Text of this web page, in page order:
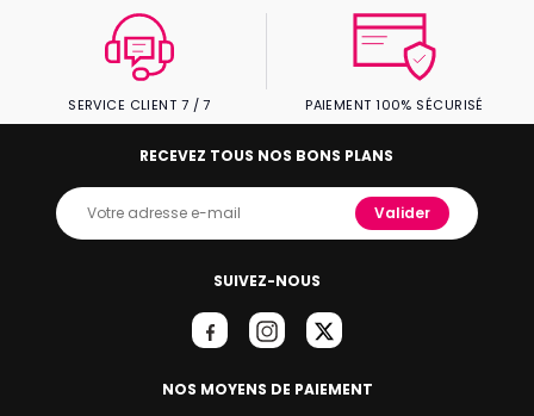
SERVICE CLIENT 7 / 7 PAIEMENT 100% SÉCURISÉ
SUIVEZ-NOUS
NOS MOYENS DE PAIEMENT
RECEVEZ TOUS NOS BONS PLANS
Valider